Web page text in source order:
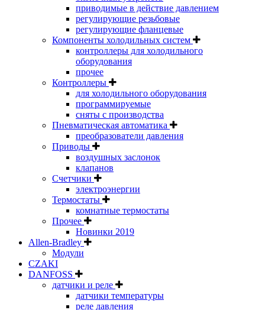
приводимые в действие давлением
регулирующие резьбовые
регулирующие фланцевые
Компоненты холодильных систем
контроллеры для холодильного
оборудования
прочее
Контроллеры
для холодильного оборудования
программируемые
сняты с производства
Пневматическая автоматика
преобразователи давления
Приводы
воздушных заслонок
клапанов
Счетчики
электроэнергии
Термостаты
комнатные термостаты
Прочее
Новинки 2019
Allen-Bradley
Модули
CZAKI
DANFOSS
датчики и реле
датчики температуры
реле давления